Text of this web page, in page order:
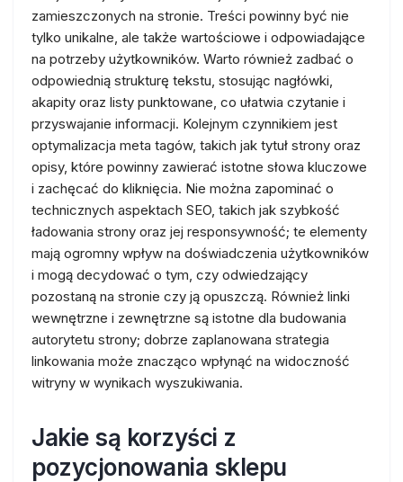
zamieszczonych na stronie. Treści powinny być nie
tylko unikalne, ale także wartościowe i odpowiadające
na potrzeby użytkowników. Warto również zadbać o
odpowiednią strukturę tekstu, stosując nagłówki,
akapity oraz listy punktowane, co ułatwia czytanie i
przyswajanie informacji. Kolejnym czynnikiem jest
optymalizacja meta tagów, takich jak tytuł strony oraz
opisy, które powinny zawierać istotne słowa kluczowe
i zachęcać do kliknięcia. Nie można zapominać o
technicznych aspektach SEO, takich jak szybkość
ładowania strony oraz jej responsywność; te elementy
mają ogromny wpływ na doświadczenia użytkowników
i mogą decydować o tym, czy odwiedzający
pozostaną na stronie czy ją opuszczą. Również linki
wewnętrzne i zewnętrzne są istotne dla budowania
autorytetu strony; dobrze zaplanowana strategia
linkowania może znacząco wpłynąć na widoczność
witryny w wynikach wyszukiwania.
Jakie są korzyści z
pozycjonowania sklepu